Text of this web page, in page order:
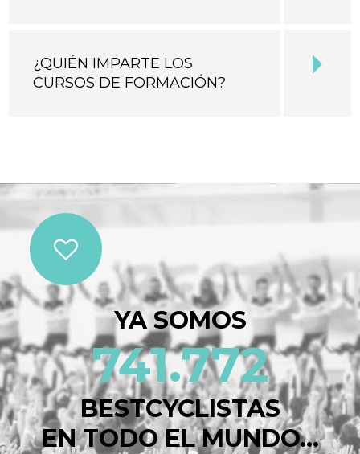
¿QUIÉN IMPARTE LOS
CURSOS DE FORMACIÓN?
YA SOMOS
741.772
BESTCYCLISTAS
EN TODO EL MUNDO...